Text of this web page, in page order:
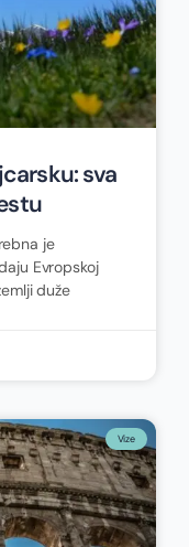
sva
je
Evropskoj
duže
Vize